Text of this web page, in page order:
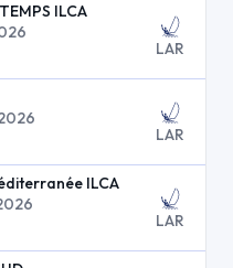
ILCA
LAR
LAR
ILCA
LAR